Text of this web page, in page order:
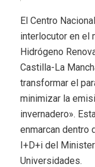
El Centro
interlocutor en el
Hidrógeno
Castilla-La
transformar el
minimizar la
invernadero».
enmarcan dentro
I+D+i del
Universidades.